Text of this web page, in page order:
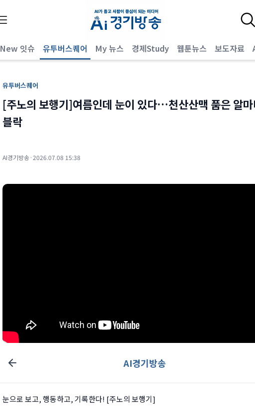
New 잇슈 유투버스퀘어 My 뉴스 경제Study 웹툰뉴스 보도자료
유투버스퀘어
[주노의 보행기]여름인데 눈이 있다…천산산맥 품은 알마
블락
AI경기방송·2026.07.08 15:38
AI경기방송
눈으로 보고, 행동하고, 기록한다! [주노의 보행기]